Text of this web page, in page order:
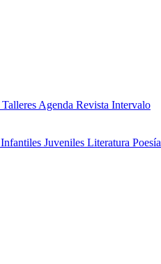
Talleres Agenda Revista Intervalo
Infantiles Juveniles Literatura Poesía